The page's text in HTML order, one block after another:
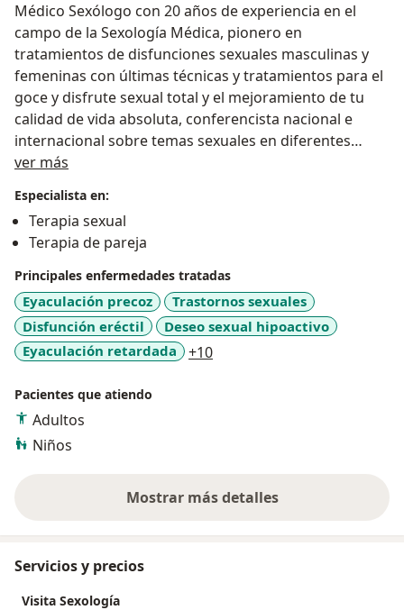
Médico Sexólogo con 20 años de experiencia en el
campo de la Sexología Médica, pionero en
tratamientos de disfunciones sexuales masculinas y
femeninas con últimas técnicas y tratamientos para el
goce y disfrute sexual total y el mejoramiento de tu
calidad de vida absoluta, conferencista nacional e
internacional sobre temas sexuales en diferentes
programas de radio y TV; Primer director científico de
mejorar tu vida sexual y estética para que te veas
mejor fisicamente frente a tu pareja sexual, Ademas
de tratar todas las patologias o disfunciones sexuales.
ver más
Especialista en:
Terapia sexual
Terapia de pareja
Principales enfermedades tratadas
Eyaculación precoz
Trastornos sexuales
Disfunción eréctil
Deseo sexual hipoactivo
Eyaculación retardada
+10a11y_sr_more_diseases
Pacientes que atiendo
Adultos
Niños
Mostrar más detalles
sobre la experiencia
Servicios y precios
Visita Sexología